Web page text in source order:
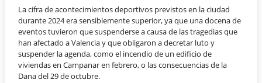
La cifra de acontecimientos deportivos previstos en la ciudad
durante 2024 era sensiblemente superior, ya que una docena de
eventos tuvieron que suspenderse a causa de las tragedias que
han afectado a Valencia y que obligaron a decretar luto y
suspender la agenda, como el incendio de un edificio de
viviendas en Campanar en febrero, o las consecuencias de la
Dana del 29 de octubre.